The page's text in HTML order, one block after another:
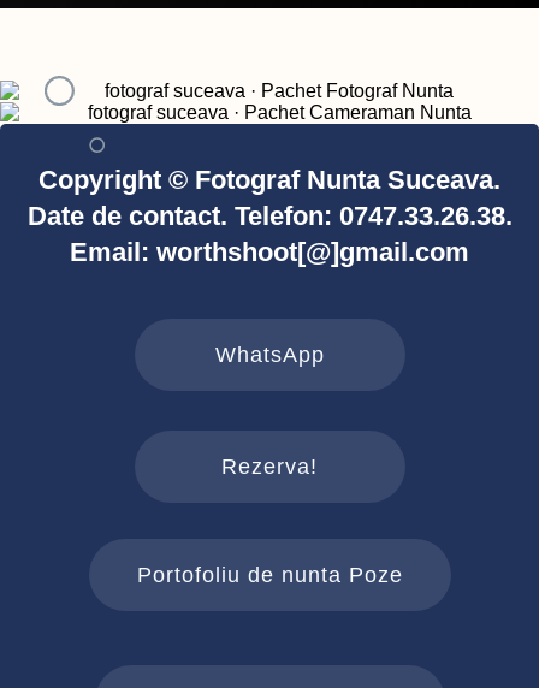
Copyright © Fotograf Nunta Suceava.
Date de contact. Telefon: 0747.33.26.38.
Email: worthshoot[@]gmail.com
WhatsApp
Rezerva!
Portofoliu de nunta Poze